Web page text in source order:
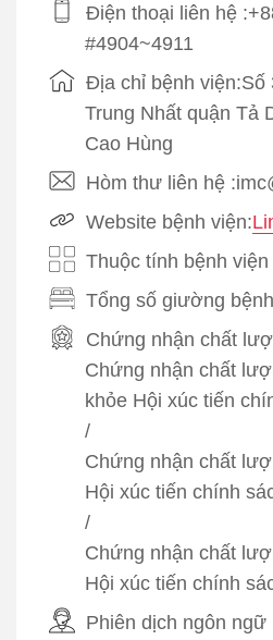
Điện thoại liên hệ
#4904~4911
Địa chỉ bệnh
Trung Nhất quận Tả
Cao Hùng
Hòm thư liên hệ
Website bệnh viện:
Thuộc tính bệnh
Tổng số giường
Chứng nhận chất
Chứng nhận chất
khỏe Hội xúc tiến
/
Chứng nhận chất
Hội xúc tiến chính
/
Chứng nhận chất
Hội xúc tiến chính
Phiên dịch ngôn ngữ